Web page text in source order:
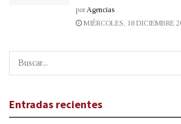
por Agencias
MIÉRCOLES, 18 DICIEMBRE
Entradas recientes